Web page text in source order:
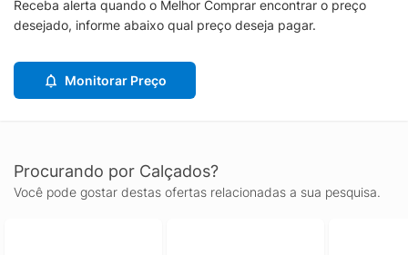
Receba alerta quando o Melhor Comprar encontrar o preço
desejado, informe abaixo qual preço deseja pagar.
Monitorar Preço
Procurando por Calçados?
Você pode gostar destas ofertas relacionadas a sua pesquisa.